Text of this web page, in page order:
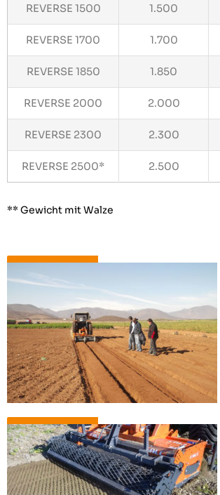
REVERSE 1500 1.500
REVERSE 1700 1.700
REVERSE 1850 1.850
REVERSE 2000 2.000
REVERSE 2300 2.300
REVERSE 2500* 2.500
** Gewicht mit Walze